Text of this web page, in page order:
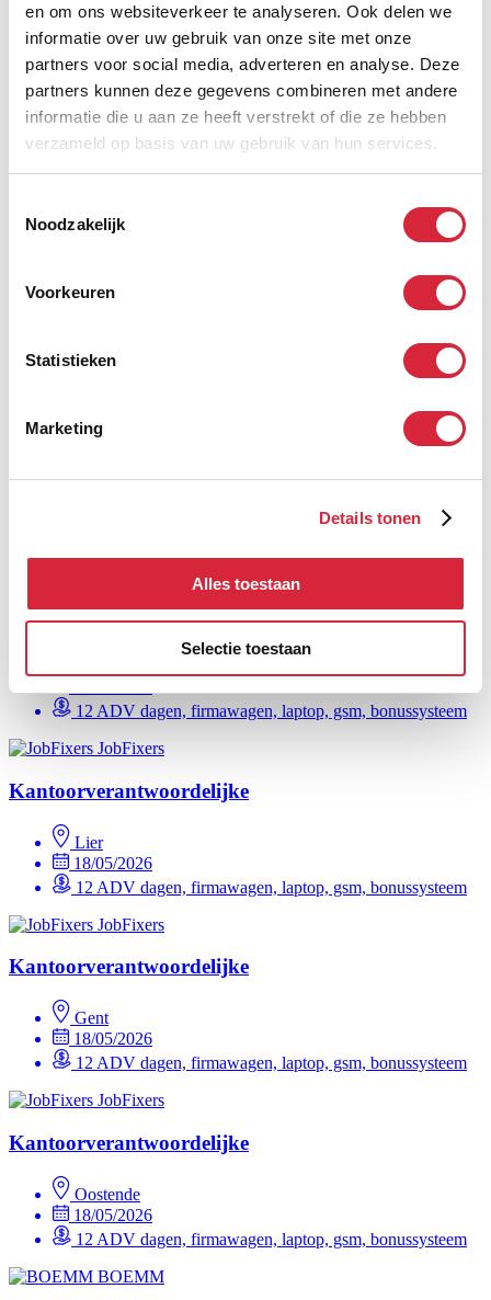
en om ons websiteverkeer te analyseren. Ook delen we
informatie over uw gebruik van onze site met onze
partners voor social media, adverteren en analyse. Deze
partners kunnen deze gegevens combineren met andere
informatie die u aan ze heeft verstrekt of die ze hebben
verzameld op basis van uw gebruik van hun services.
Noodzakelijk
Voorkeuren
Statistieken
Marketing
Details tonen
Alles toestaan
Selectie toestaan
12 ADV dagen, firmawagen, laptop, gsm
JobFixers
Kantoorverantwoordelijke
Geel
JobFixers
12 ADV dagen, firmawagen, laptop, gsm
Kantoorverantwoordelijke
Kantoorverantwoordelijke
12 ADV dagen, firmawagen, laptop, gsm, bonussysteem
JobFixers
Kantoorverantwoordelijke
Lier
18/05/2026
12 ADV dagen, firmawagen, laptop, gsm, bonussysteem
JobFixers
Kantoorverantwoordelijke
Gent
18/05/2026
12 ADV dagen, firmawagen, laptop, gsm, bonussysteem
JobFixers
Kantoorverantwoordelijke
Oostende
18/05/2026
12 ADV dagen, firmawagen, laptop, gsm, bonussysteem
BOEMM